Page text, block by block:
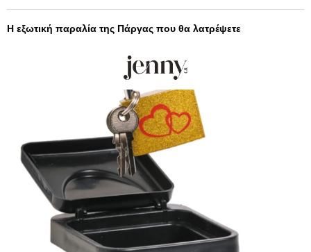
Η εξωτική παραλία της Πάργας που θα λατρέψετε